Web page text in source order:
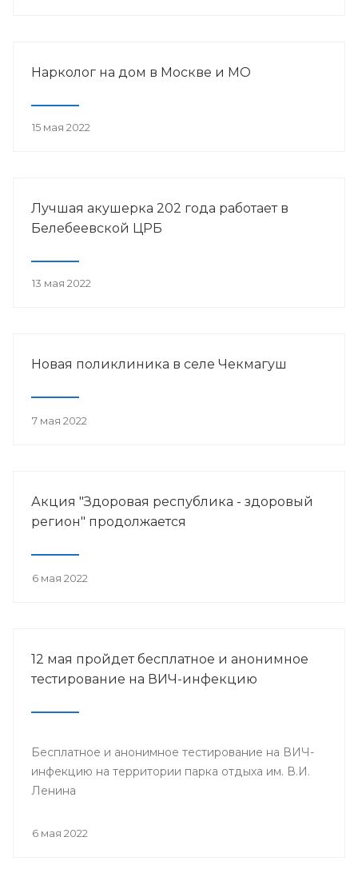
Нарколог на дом в Москве и МО
15 мая 2022
Лучшая акушерка 202 года работает в
Белебеевской ЦРБ
13 мая 2022
Новая поликлиника в селе Чекмагуш
7 мая 2022
Акция "Здоровая республика - здоровый
регион" продолжается
6 мая 2022
12 мая пройдет бесплатное и анонимное
тестирование на ВИЧ-инфекцию
Бесплатное и анонимное тестирование на ВИЧ-
инфекцию на территории парка отдыха им. В.И.
Ленина
6 мая 2022